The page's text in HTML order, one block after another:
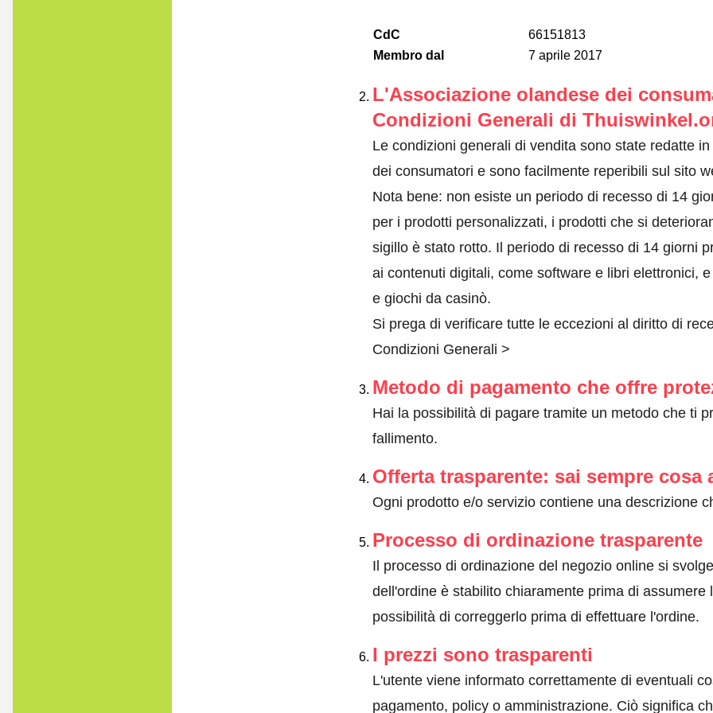
CdC
66151813
Membro dal
7 aprile 2017
L'Associazione olandese dei
Condizioni Generali di
Le condizioni generali di vendita sono state redatte
dei consumatori e sono facilmente reperibili sul sito
Nota bene: non esiste un periodo di recesso di 14
per i prodotti personalizzati, i prodotti che si
sigillo è stato rotto. Il periodo di recesso di 14 giorni
ai contenuti digitali, come software e libri elettronici,
e giochi da casinò.
Si prega di verificare tutte le eccezioni al diritto di
Condizioni Generali >
Metodo di pagamento che offre
Hai la possibilità di pagare tramite un metodo che ti
fallimento.
Offerta trasparente: sai sempre cosa
Ogni prodotto e/o servizio contiene una descrizione
Processo di ordinazione trasparente
Il processo di ordinazione del negozio online si
dell'ordine è stabilito chiaramente prima di
possibilità di correggerlo prima di effettuare l'ordine.
I prezzi sono trasparenti
L'utente viene informato correttamente di eventuali
pagamento, policy o amministrazione. Ciò significa